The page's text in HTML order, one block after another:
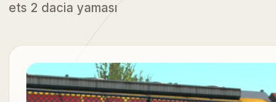
ets 2 dacia yaması